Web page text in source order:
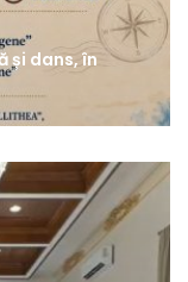
și dans, în